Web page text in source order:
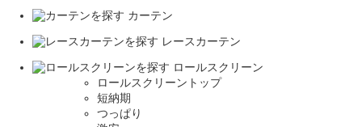
カーテン
レースカーテン
ロールスクリーン
ロールスクリーントップ
短納期
つっぱり